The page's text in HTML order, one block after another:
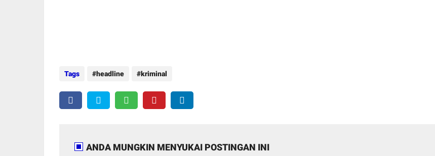
Tags headline kriminal
ANDA MUNGKIN MENYUKAI POSTINGAN INI